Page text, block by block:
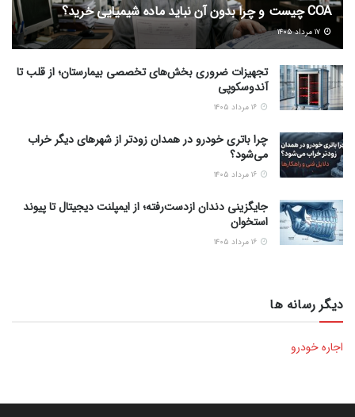
COA چیست و چرا بدون آن نباید ماده شیمیایی خرید؟
تجهیزات ضروری بخش‌های تخصصی بیمارستان؛ از قلب تا
آندوسکوپی
چرا باتری خودرو در همدان زودتر از شهرهای دیگر خراب
می‌شود؟
جایگزینی دندان ازدست‌رفته؛ از ایمپلنت دیجیتال تا پیوند
استخوان
دیگر رسانه ها
اجاره خودرو